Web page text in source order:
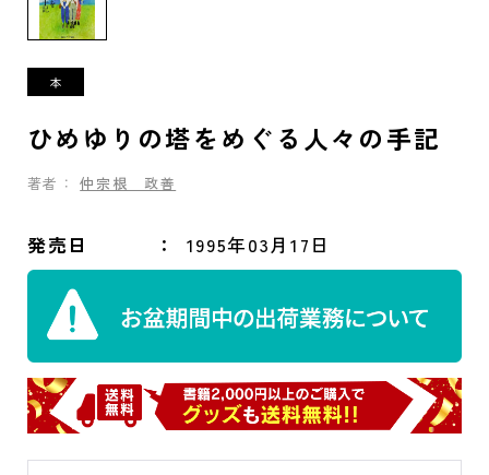
ひめゆりの塔をめぐる人々の手記
著者： 仲宗根 政善
発売日 1995年03月17日